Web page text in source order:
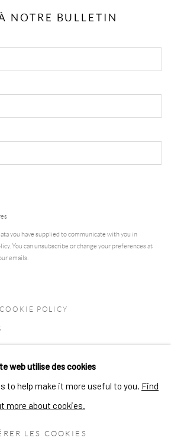
NOTRE BULLETIN
you have supplied to communicate with you in
. You can unsubscribe or change your preferences at
emails.
COOKIE POLICY
web utilise des cookies
to help make it more useful to you. Find
more about cookies.
LES COOKIES